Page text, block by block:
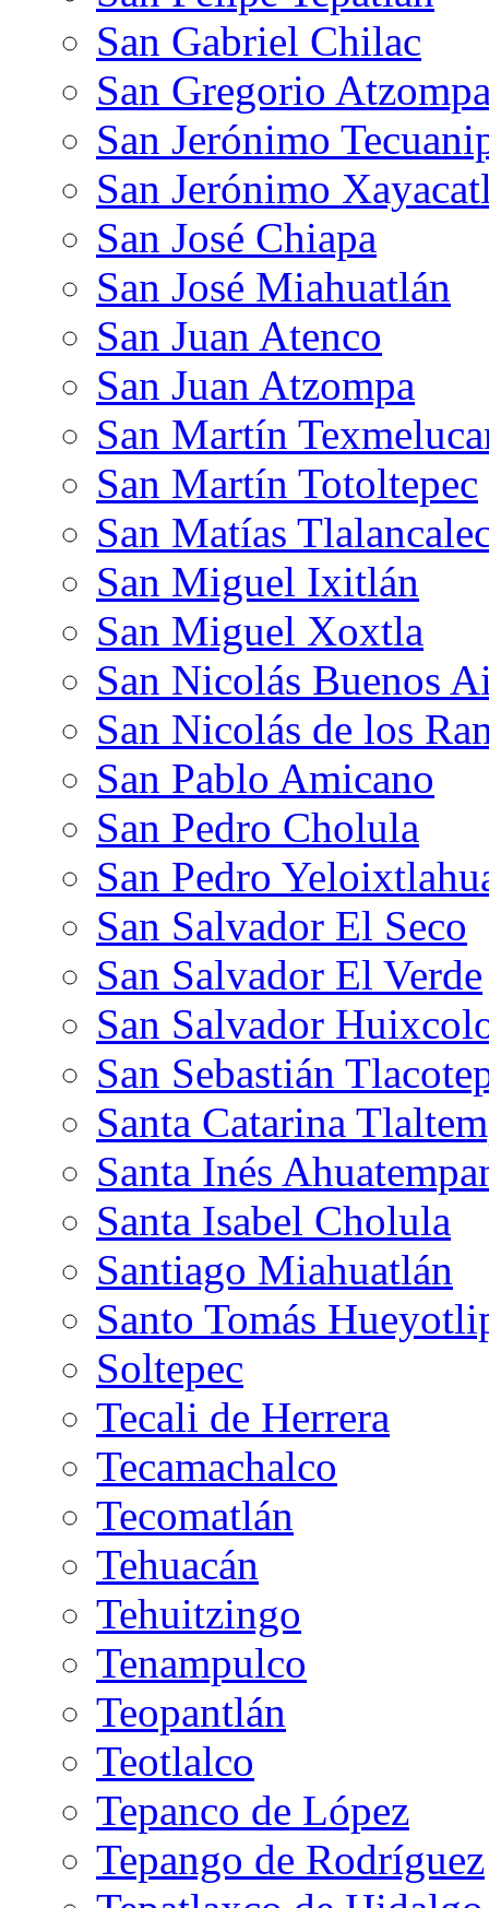
San Gabriel Chilac
San Gregorio
San Jerónimo
San Jerónimo
San José Chiapa
San José Miahuatlán
San Juan Atenco
San Juan Atzompa
San Martín
San Martín Totoltepec
San Matías
San Miguel Ixitlán
San Miguel Xoxtla
San Nicolás Buenos
San Nicolás de los
San Pablo Amicano
San Pedro Cholula
San Pedro
San Salvador El Seco
San Salvador El Verde
San Salvador
San Sebastián
Santa Catarina
Santa Inés
Santa Isabel Cholula
Santiago Miahuatlán
Santo Tomás
Soltepec
Tecali de Herrera
Tecamachalco
Tecomatlán
Tehuacán
Tehuitzingo
Tenampulco
Teopantlán
Teotlalco
Tepanco de López
Tepango de Rodríguez